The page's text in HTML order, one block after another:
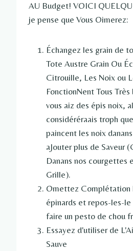
AU Budget! VOICI
je pense que Vous Oimerez:
Échangez les grain de
Tote Austre Grain Ou
Citrouille, Les Noix ou
FonctionNent Tous
vous aiz des épis noix,
considéréraais troph
paincent les noix
aJouter plus de Saveur
Danans nos courgettes
Grille).
Omettez Complétation
épinards et repos-les-
faire un pesto de chou
Essayez d'utiliser de
Sauve